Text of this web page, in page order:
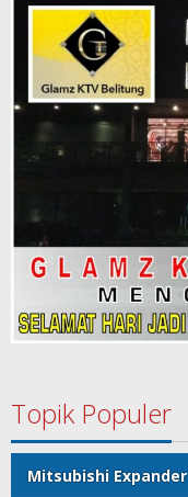
Topik Populer
Mitsubishi Expander